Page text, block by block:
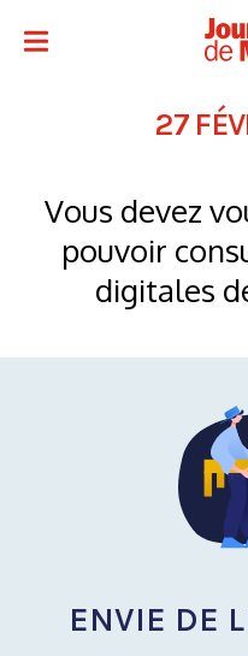
27
Vous devez
pouvoir
digitales
ENVIE DE